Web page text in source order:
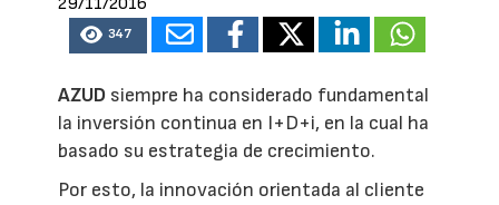
347
AZUD siempre ha considerado fundamental
la inversión continua en I+D+i, en la cual ha
basado su estrategia de crecimiento.
Por esto, la innovación orientada al cliente